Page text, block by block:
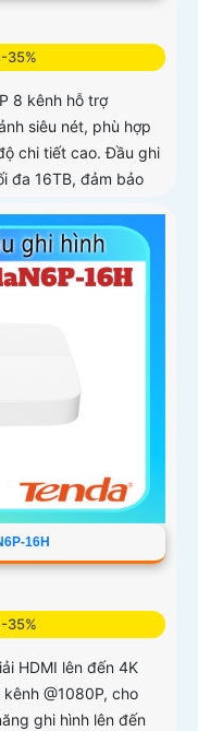
35%
8 kênh hỗ trợ
siêu nét, phù hợp
chi tiết cao. Đầu ghi
đa 16TB, đảm bảo
16H
35%
HDMI lên đến 4K
@1080P, cho
ghi hình lên đến